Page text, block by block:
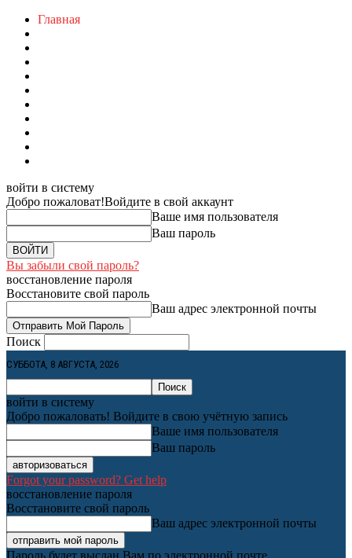
Главная
войти в систему
Добро пожаловат!Войдите в свой аккаунт
Ваше имя пользователя
Ваш пароль
Вы забыли свой пароль?
восстановление пароля
Восстановите свой пароль
Ваш адрес электронной почты
Поиск
СУББОТА, 8 АВГУСТА, 2026
войти в систему
Добро пожаловать! Войдите в свою учётную запись
Ваше имя пользователя
Ваш пароль
Forgot your password? Get help
восстановление пароля
Восстановите свой пароль
Ваш адрес электронной почты
Пароль будет выслан Вам по электронной почте.